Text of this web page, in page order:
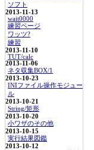
ソフト
2013-11-13
wait0000
練習ページ
ワッツ?
練習
2013-11-10
TUT/calc
2013-11-06
ネタ収集BOX/1
2013-10-23
INIファイル操作モジュー
ル
2013-10-21
String/矩形
2013-10-20
小ワザのその他
2013-10-15
実行結果図鑑
2013-10-12